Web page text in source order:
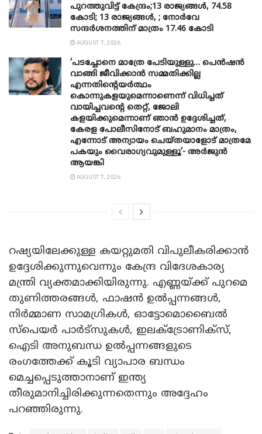
പുറത്തുവിട്ട് കേന്ദ്രം;13 രാജ്യങ്ങൾ, 74.58
കോടി; 13 രാജ്യങ്ങൾ, ; നോർവേ
സന്ദർശനത്തിന് മാത്രം 17.46 കോടി
AUGUST 7, 2026
‘പടച്ചോനെ മാത്രേ പേടിയുള്ളു… പെൻഷൻ
വാങ്ങി ജീവിക്കാൻ സമ്മതിക്കില്ല
എന്നതിന്റെയർത്ഥം
കൊന്നുകളയുമെന്നാണെന്ന് വിധിച്ചത്
വായിച്ചവന്റെ തെറ്റ്, ജോലി
കളയിക്കുമെന്നാണ് ഞാൻ ഉദ്ദേശിച്ചത്,
കേരള പോലീസിനോട് ബഹുമാനം മാത്രം,
എന്നോട് അന്യായം ചെയ്തയാളോട് മാത്രമേ
പകയും വൈരാഗ്യവുമുള്ളൂ’- അർജുൻ
ആയങ്കി
AUGUST 7, 2026
റഷ്യയിലേക്കുള്ള കയറ്റുമതി വിപുലീകരിക്കാൻ
ഉദ്ദേശിക്കുന്നുവെന്നും കേന്ദ്ര വിദേശകാര്യ
മന്ത്രി വ്യക്തമാക്കിയിരുന്നു. എണ്ണയ്ക്ക് പുറമെ
തുണിത്തരങ്ങൾ, ഫാഷൻ ഉൽപ്പന്നങ്ങൾ,
നിർമ്മാണ സാമഗ്രികൾ, ഓട്ടോമൊബൈൽ
സ്പെയർ പാർട്‌സുകൾ, ഇലക്ട്രോണിക്‌സ്,
ഐടി അനുബന്ധ ഉൽപ്പന്നങ്ങളുടെ
രംഗത്തേക്ക് കൂടി വ്യാപാര ബന്ധം
മെച്ചപ്പെടുത്താനാണ് ഇന്ത്യ
തീരുമാനിച്ചിരിക്കുന്നതെന്നും അദ്ദേഹം
പറഞ്ഞിരുന്നു.